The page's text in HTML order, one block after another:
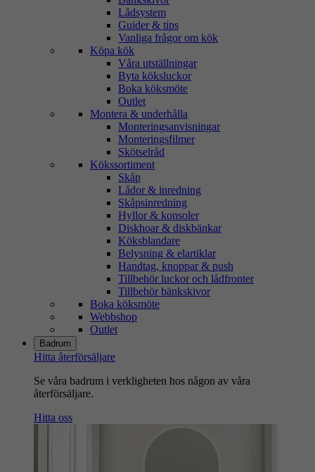
Lådsystem
Guider & tips
Vanliga frågor om kök
Köpa kök
Våra utställningar
Byta köksluckor
Boka köksmöte
Outlet
Montera & underhålla
Monteringsanvisningar
Monteringsfilmer
Skötselråd
Kökssortiment
Skåp
Lådor & inredning
Skåpsinredning
Hyllor & konsoler
Diskhoar & diskbänkar
Köksblandare
Belysning & elartiklar
Handtag, knoppar & push
Tillbehör luckor och lådfronter
Tillbehör bänkskivor
Boka köksmöte
Webbshop
Outlet
Badrum
Hitta återförsäljare
Se våra badrum i verkligheten hos någon av våra
återförsäljare.
Hitta oss